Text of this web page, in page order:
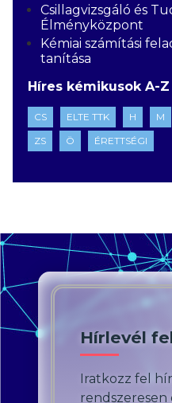
Csillagvizsgáló és
Élményközpont
Kémiai számítási
tanítása
Híres kémikusok A-Z
CS ELTE TTK H M
ZS
Ö ÉRETTSÉGI
Hírlevél
Iratkozz fel